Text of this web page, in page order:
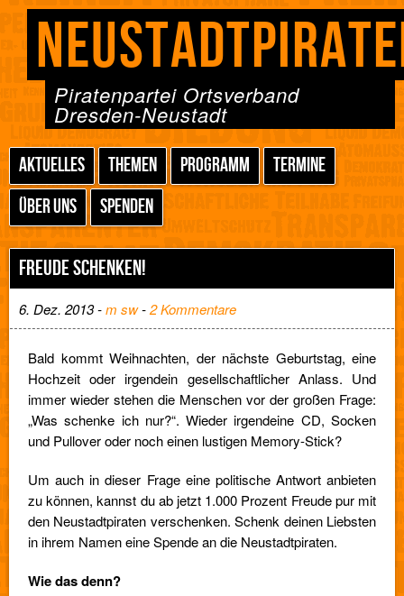
Piratenpartei Ortsverband
Dresden-Neustadt
AKTUELLES THEMEN PROGRAMM
TERMINE
ÜBER UNS
SPENDEN
FREUDE SCHENKEN!
6. Dez. 2013 -m sw-2 Kommentare
Bald kommt Weihnachten, der nächste Geburtstag, eine
Hochzeit oder irgendein gesellschaftlicher Anlass. Und
immer wieder stehen die Menschen vor der großen Frage:
„Was schenke ich nur?“. Wieder irgendeine CD, Socken
und Pullover oder noch einen lustigen Memory-Stick?
Um auch in dieser Frage eine politische Antwort anbieten
zu können, kannst du ab jetzt 1.000 Prozent Freude pur mit
den Neustadtpiraten verschenken. Schenk deinen Liebsten
in ihrem Namen eine Spende an die Neustadtpiraten.
Wie das denn?